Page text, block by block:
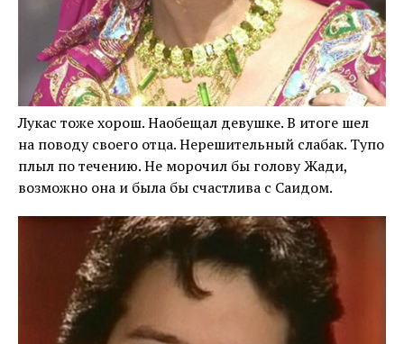
Лукас тоже хорош. Наобещал девушке. В итоге шел
на поводу своего отца. Нерешительный слабак. Тупо
плыл по течению. Не морочил бы голову Жади,
возможно она и была бы счастлива с Саидом.